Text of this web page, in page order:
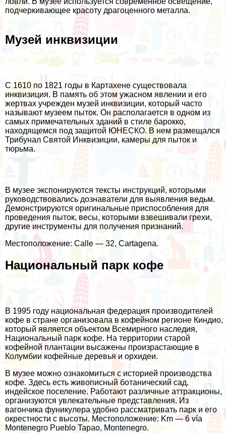
подчеркивающее красоту драгоценного металла.
Музей инквизиции
С 1610 по 1821 годы в Картахене существовала
инквизиция. В память об этом ужасном явлении и его
жертвах учрежден музей инквизиции, который часто
называют музеем пыток. Он располагается в одном из
самых примечательных зданий в стиле барокко,
находящемся под защитой ЮНЕСКО. В нем размещался
Трибунал Святой Инквизиции, камеры для пыток и
тюрьма.
В музее экспонируются тексты инструкций, которыми
руководствовались дознаватели для выявления ведьм.
Демонстрируются оригинальные приспособления для
проведения пыток, весы, которыми взвешивали грехи,
другие инструменты для получения признаний.
Местоположение: Calle — 32, Cartagena.
Национальный парк кофе
В 1995 году национальная федерация производителей
кофе в стране организовала в кофейном регионе Киндио,
который является объектом Всемирного наследия,
Национальный парк кофе. На территории старой
кофейной плантации высажены произрастающие в
Колумбии кофейные деревья и орхидеи.
В музее можно ознакомиться с историей производства
кофе. Здесь есть живописный ботанический сад,
индейское поселение. Работают различные аттракционы,
организуются увлекательные представления. Из
вагончика фуникулера удобно рассматривать парк и его
окрестности с высоты. Местоположение: Km — 6 vía
Montenegro Pueblo Tapao, Montenegro.